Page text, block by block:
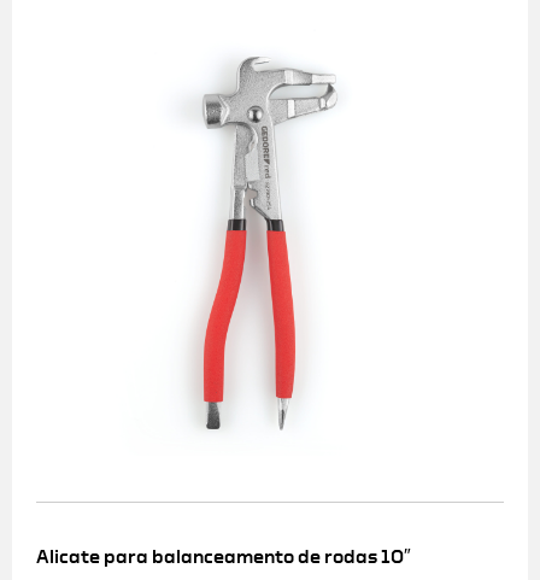
Alicate para balanceamento de rodas 10″